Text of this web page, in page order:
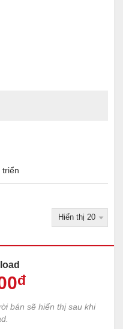
triển
đ
bán sẽ hiển thị sau khi